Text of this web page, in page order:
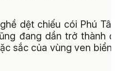
dệt chiếu cói Phú
đang dần trở thành
sắc của vùng ven biển